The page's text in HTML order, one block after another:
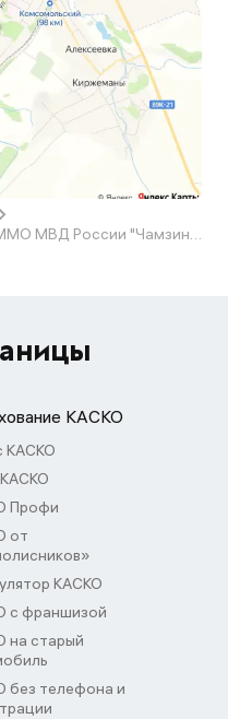
Отделение Госавтоинспекции ММО МВД России "Чамзинский"
КАСКО
КАСКО
Профи
от
КАСКО
с франшизой
на старый
без телефона и